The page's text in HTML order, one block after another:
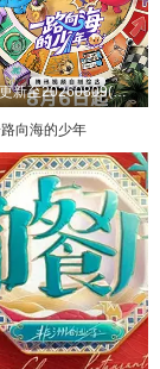
20260513
20260517
20260521
20260525
20260530
20260603
20260608
20260612
20260404
20260408
20260413
20260417
20260421
20260425
20260430
20260504
更新至20260809(沙滩号第1期)
向海的少年